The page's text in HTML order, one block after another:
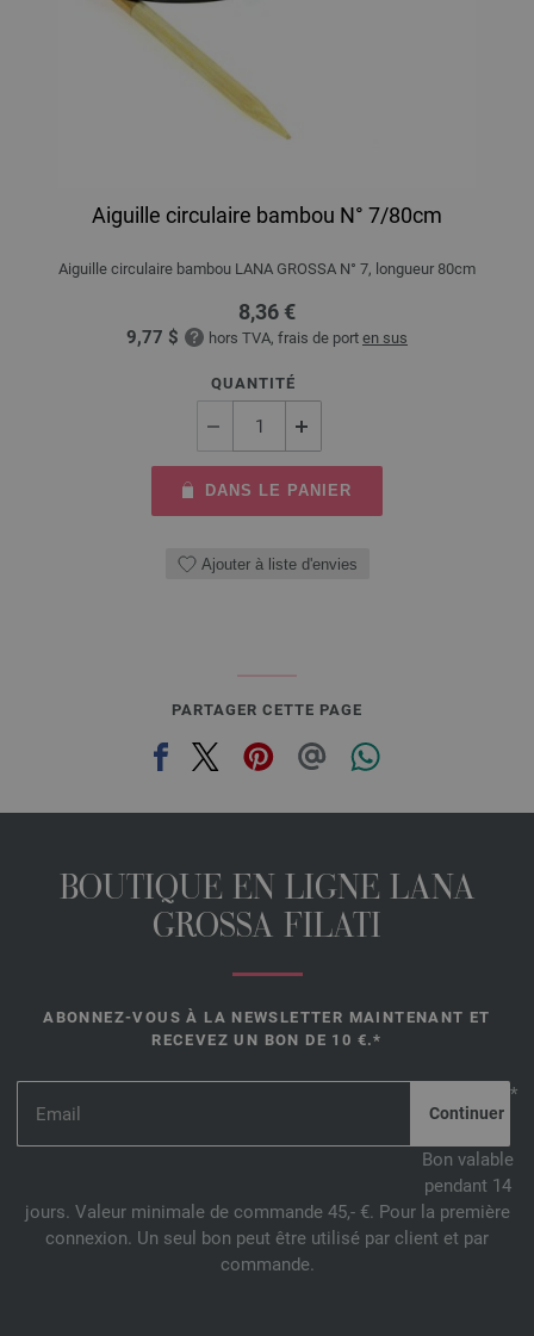
Aiguille circulaire bambou N° 7/80cm
Aiguille circulaire bambou LANA GROSSA N° 7, longueur 80cm
8,36 €
9,77 $ hors TVA, frais de port en sus
QUANTITÉ
DANS LE PANIER
Ajouter à liste d'envies
PARTAGER CETTE PAGE
BOUTIQUE EN LIGNE LANA
GROSSA FILATI
ABONNEZ-VOUS À LA NEWSLETTER MAINTENANT ET
RECEVEZ UN BON DE 10 €.*
*
Bon valable
pendant 14
jours. Valeur minimale de commande 45,- €. Pour la première
connexion. Un seul bon peut être utilisé par client et par
commande.